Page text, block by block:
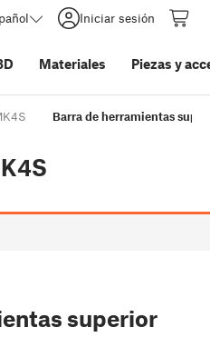
Iniciar sesión
Materiales Piezas y
Barra de herramientas
superior